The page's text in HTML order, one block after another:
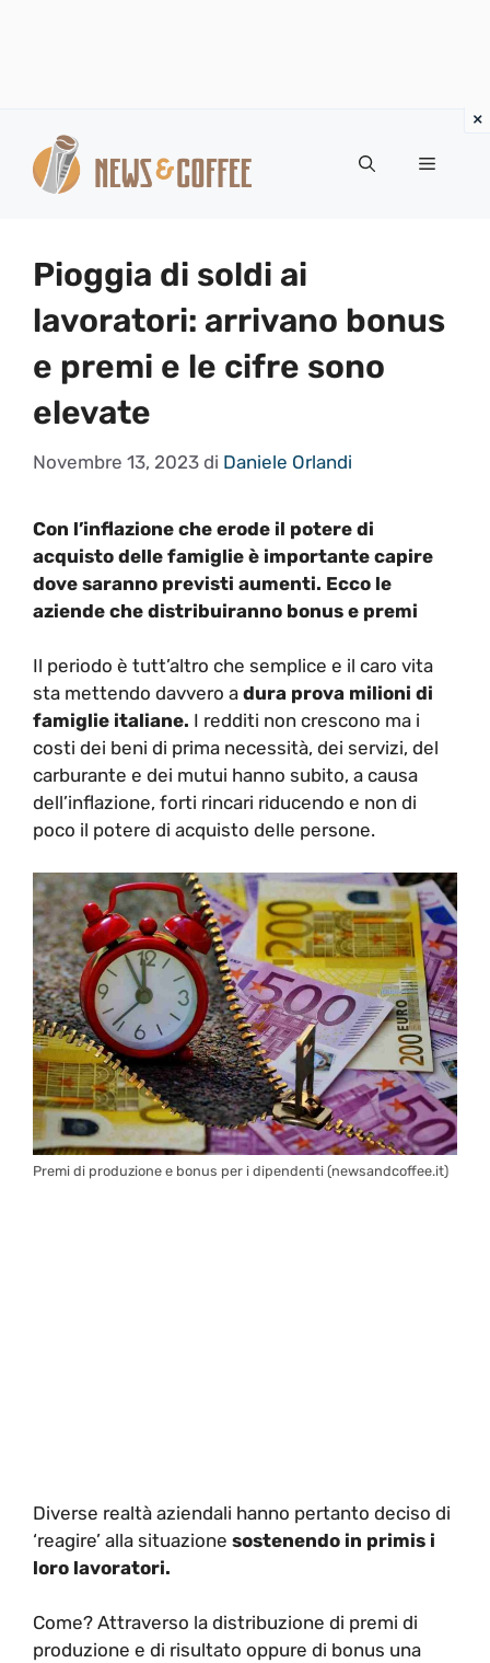
contenuto
Menu
Pioggia di soldi ai
lavoratori: arrivano bonus
e premi e le cifre sono
elevate
Novembre 13, 2023 di Daniele Orlandi
Con l’inflazione che erode il potere di
acquisto delle famiglie è importante capire
dove saranno previsti aumenti. Ecco le
aziende che distribuiranno bonus e premi
Il periodo è tutt’altro che semplice e il caro vita
sta mettendo davvero a dura prova milioni di
famiglie italiane. I redditi non crescono ma i
costi dei beni di prima necessità, dei servizi, del
carburante e dei mutui hanno subito, a causa
dell’inflazione, forti rincari riducendo e non di
poco il potere di acquisto delle persone.
Premi di produzione e bonus per i dipendenti (newsandcoffee.it)
Diverse realtà aziendali hanno pertanto deciso di
‘reagire’ alla situazione sostenendo in primis i
loro lavoratori.
Come? Attraverso la distribuzione di premi di
produzione e di risultato oppure di bonus una